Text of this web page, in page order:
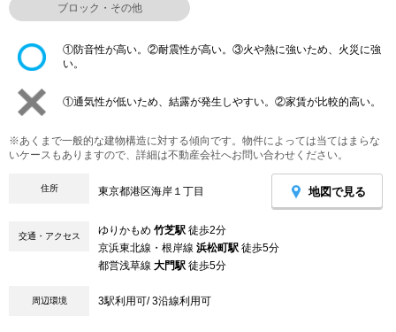
ブロック・その他
①防音性が高い。②耐震性が高い。③火や熱に強いため、火災に強
い。
①通気性が低いため、結露が発生しやすい。②家賃が比較的高い。
※あくまで一般的な建物構造に対する傾向です。物件によっては当てはまらな
いケースもありますので、詳細は不動産会社へお問い合わせください。
住所 東京都港区海岸１丁目 地図で見る
交通・アクセス ゆりかもめ 竹芝駅 徒歩2分
京浜東北線・根岸線 浜松町駅 徒歩5分
都営浅草線 大門駅 徒歩5分
周辺環境 3駅利用可/ 3沿線利用可